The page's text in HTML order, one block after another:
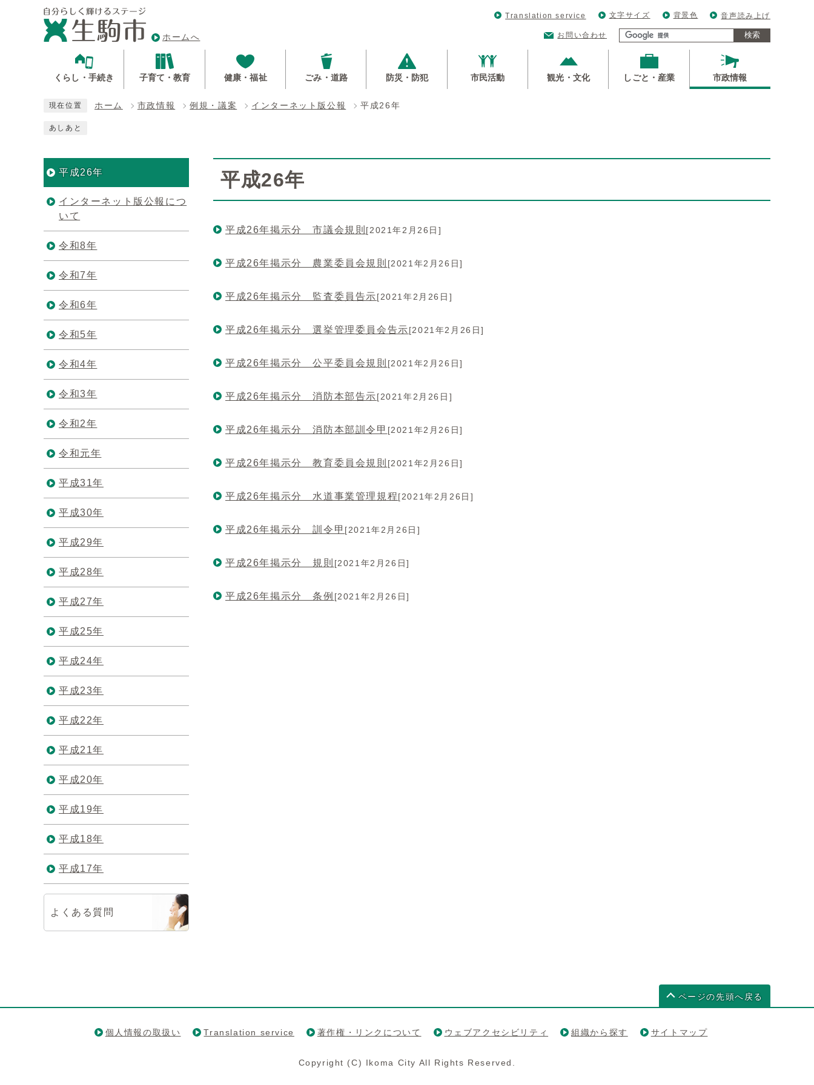
ホームへ
Translation service 文字サイズ 背景色 音声読み上げ
お問い合わせ 検索
くらし・手続き 子育て・教育 健康・福祉 ごみ・道路 防災・防犯 市民活動 観光・文化 しごと・産業 市政情報
現在位置 ホーム 市政情報 例規・議案 インターネット版公報 平成26年
あしあと
平成26年
平成26年掲示分 市議会規則 [2021年2月26日]
平成26年掲示分 農業委員会規則 [2021年2月26日]
平成26年掲示分 監査委員告示[2021年2月26日]
平成26年掲示分 選挙管理委員会告示[2021年2月26日]
平成26年掲示分 公平委員会規則 [2021年2月26日]
平成26年掲示分 消防本部告示[2021年2月26日]
平成26年掲示分 消防本部訓令甲 [2021年2月26日]
平成26年掲示分 教育委員会規則 [2021年2月26日]
平成26年掲示分 水道事業管理規程[2021年2月26日]
平成26年掲示分 訓令甲 [2021年2月26日]
平成26年掲示分 規則 [2021年2月26日]
平成26年掲示分 条例 [2021年2月26日]
平成26年
インターネット版公報につ
いて
令和8年
令和7年
令和6年
令和5年
令和4年
令和3年
令和2年
令和元年
平成31年
平成30年
平成29年
平成28年
平成27年
平成25年
平成24年
平成23年
平成22年
平成21年
平成20年
平成19年
平成18年
平成17年
よくある質問
ページの先頭へ戻る
個人情報の取扱い Translation service 著作権・リンクについて ウェブアクセシビリティ 組織から探す サイトマップ
Copyright (C) Ikoma City All Rights Reserved.